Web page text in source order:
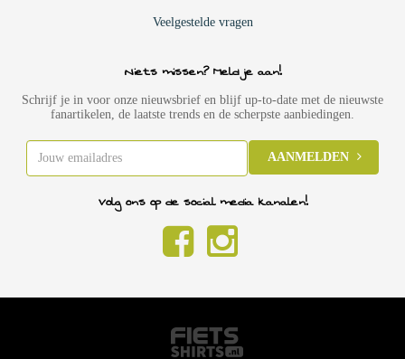
Veelgestelde vragen
Niets missen? Meld je aan!
Schrijf je in voor onze nieuwsbrief en blijf up-to-date met de nieuwste
fanartikelen, de laatste trends en de scherpste aanbiedingen.
AANMELDEN
Volg ons op de social media kanalen!